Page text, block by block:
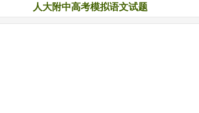
人大附中高考模拟语文试题